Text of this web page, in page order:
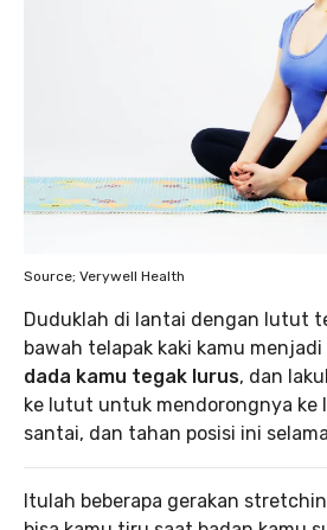
Source; Verywell Health
Duduklah di lantai dengan lutut
bawah telapak kaki kamu
dada kamu tegak lurus, dan
ke lutut untuk mendorongnya ke
santai, dan tahan posisi ini
Itulah beberapa gerakan